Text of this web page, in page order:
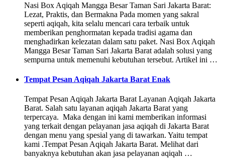
Nasi Box Aqiqah Mangga Besar Taman Sari Jakarta Barat:
Lezat, Praktis, dan Bermakna Pada momen yang sakral
seperti aqiqah, kita selalu mencari cara terbaik untuk
memberikan penghormatan kepada tradisi agama dan
menghadirkan kelezatan dalam satu paket. Nasi Box Aqiqah
Mangga Besar Taman Sari Jakarta Barat adalah solusi yang
sempurna untuk memenuhi kebutuhan tersebut. Artikel ini …
Tempat Pesan Aqiqah Jakarta Barat Enak
Tempat Pesan Aqiqah Jakarta Barat Layanan Aqiqah Jakarta
Barat. Salah satu layanan aqiqah Jakarta Barat yang
terpercaya. Maka dengan ini kami memberikan informasi
yang terkait dengan pelayanan jasa aqiqah di Jakarta Barat
dengan menu yang spesial yang di tawarkan. Yaitu tempat
kami .Tempat Pesan Aqiqah Jakarta Barat. Melihat dari
banyaknya kebutuhan akan jasa pelayanan aqiqah …